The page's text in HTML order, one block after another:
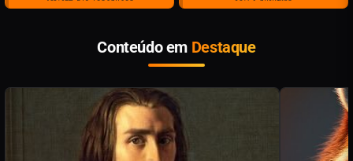
Conteúdo em Destaque